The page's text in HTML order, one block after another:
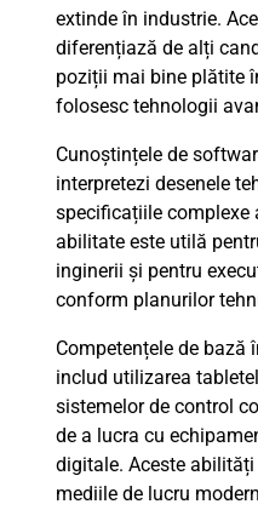
extinde în industrie.
diferențiază de alți
poziții mai bine plătite
folosesc tehnologii
Cunoștințele de
interpretezi desenele
specificațiile complexe
abilitate este utilă
inginerii și pentru
conform planurilor
Competențele de
includ utilizarea
sistemelor de control
de a lucra cu
digitale. Aceste
mediile de lucru